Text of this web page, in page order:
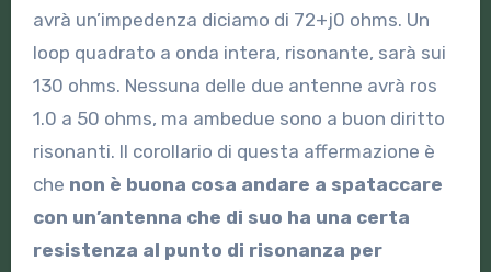
avrà un’impedenza diciamo di 72+j0 ohms. Un
loop quadrato a onda intera, risonante, sarà sui
130 ohms. Nessuna delle due antenne avrà ros
1.0 a 50 ohms, ma ambedue sono a buon diritto
risonanti. Il corollario di questa affermazione è
che non è buona cosa andare a spataccare
con un’antenna che di suo ha una certa
resistenza al punto di risonanza per